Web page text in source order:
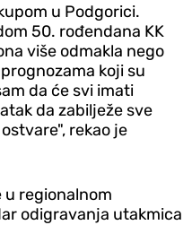
u Podgorici.
50. rođendana KK
više odmakla nego
koji su
da će svi imati
da zabilježe sve
rekao je
u regionalnom
odigravanja utakmica